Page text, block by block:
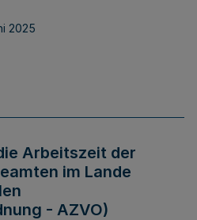
2025
Arbeitszeit der
im Lande
- AZVO)